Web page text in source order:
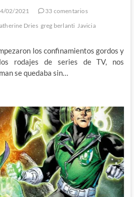
02/2021
33 comentarios
Dries greg berlanti Javicia
los confinamientos gordos y
rodajes de series de TV, nos
se quedaba sin…